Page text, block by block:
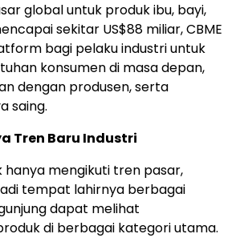
global untuk produk ibu, bayi,
sekitar US$88 miliar, CBME
bagi pelaku industri untuk
konsumen di masa depan,
dengan produsen, serta
saing.
Tren Baru Industri
hanya mengikuti tren pasar,
tempat lahirnya berbagai
dapat melihat
di berbagai kategori utama.